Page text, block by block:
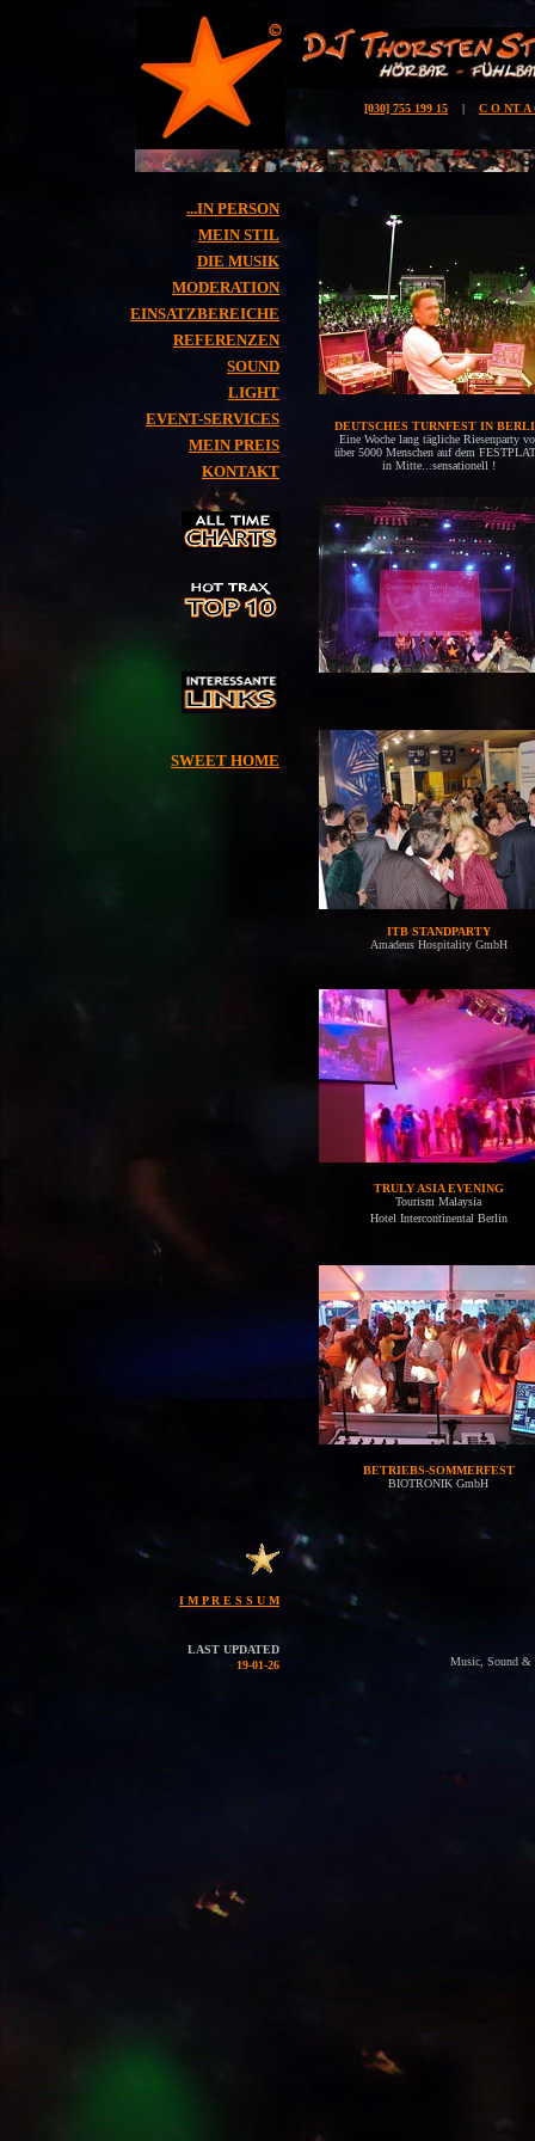
[030] 755 199 15 | C O NT A
...IN PERSON
MEIN STIL
DIE MUSIK
MODERATION
EINSATZBEREICHE
REFERENZEN
SOUND
LIGHT
EVENT-SERVICES
MEIN PREIS
KONTAKT
SWEET HOME
DEUTSCHES TURNFEST IN
Eine Woche lang tägliche Riesenparty
über 5000 Menschen auf dem
in Mitte...sensationell !
ITB STANDPARTY
Amadeus Hospitality GmbH
TRULY ASIA EVENING
Tourism Malaysia
Hotel Intercontinental Berlin
BETRIEBS-SOMMERFEST
BIOTRONIK GmbH
I M P R E S S U M
LAST UPDATED
19-01-26
Music, Sound &